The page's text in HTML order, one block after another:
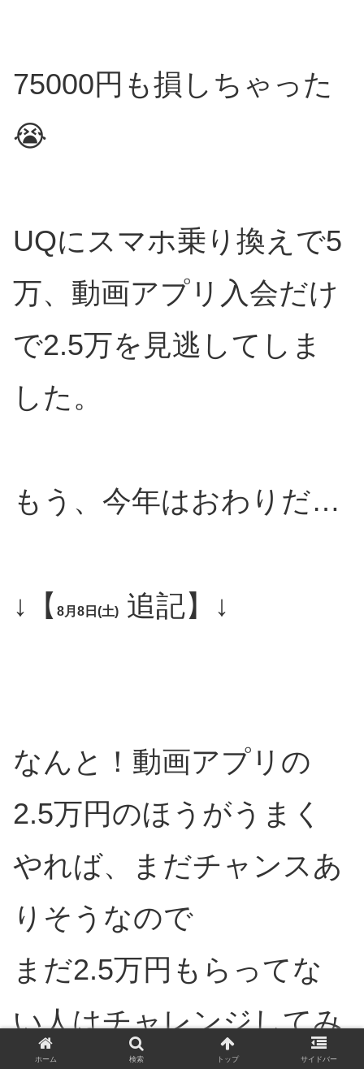
75000円も損しちゃった
😭
UQにスマホ乗り換えで5
万、動画アプリ入会だけ
で2.5万を見逃してしま
した。
もう、今年はおわりだ…
↓【 8月8日(土) 追記】↓
なんと！動画アプリの
2.5万円のほうがうまく
やれば、まだチャンスあ
りそうなので
まだ2.5万円もらってな
い人はチャレンジしてみ
ホーム 検索 トップ サイドバー